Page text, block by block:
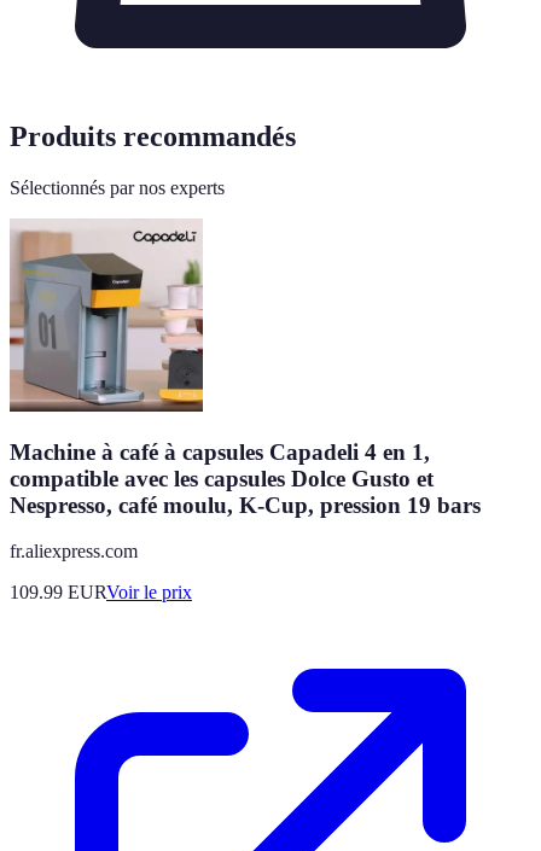
Produits recommandés
Sélectionnés par nos experts
Machine à café à capsules Capadeli 4 en 1,
compatible avec les capsules Dolce Gusto et
Nespresso, café moulu, K-Cup, pression 19 bars
fr.aliexpress.com
109.99 EURVoir le prix